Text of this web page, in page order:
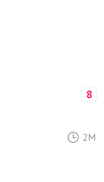
8
2M